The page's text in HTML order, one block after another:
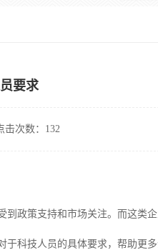
要求
击次数：132
政策支持和市场关注。而这类
科技人员的具体要求，帮助更